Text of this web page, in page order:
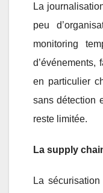
La
peu
monitoring
d’événements,
en particulier
sans détection
reste limitée.
La supply
La